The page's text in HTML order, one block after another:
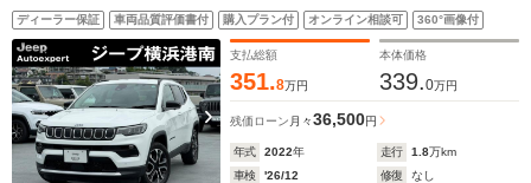
ディーラー保証 車両品質評価書付 購入プラン付 オンライン相談可 360°画像付
支払総額
351.8万円
本体価格
339.0万円
残価ローン 月々36,500円
年式 2022年 走行 1.8万km
車検
'26/12 修復
なし